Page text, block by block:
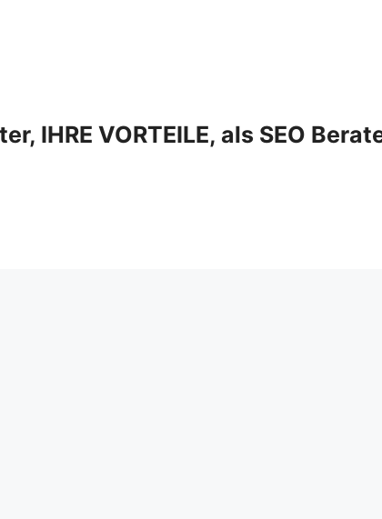
IHRE VORTEILE, als SEO